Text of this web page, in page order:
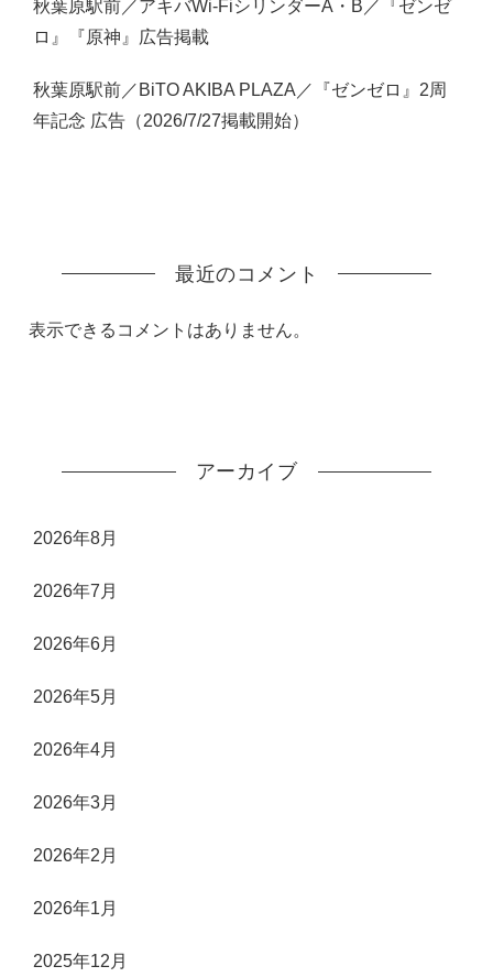
秋葉原駅前／アキバWi-FiシリンダーA・B／『ゼンゼ
ロ』『原神』広告掲載
秋葉原駅前／BiTO AKIBA PLAZA／『ゼンゼロ』2周
年記念 広告（2026/7/27掲載開始）
最近のコメント
表示できるコメントはありません。
アーカイブ
2026年8月
2026年7月
2026年6月
2026年5月
2026年4月
2026年3月
2026年2月
2026年1月
2025年12月